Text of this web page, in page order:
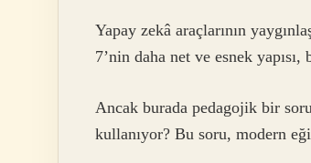
Yapay zekâ araçlarının
7’nin daha net ve esnek
Ancak burada pedagojik bir
kullanıyor? Bu soru, modern